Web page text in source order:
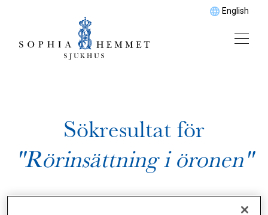
English
Sökresultat för
"Rörinsättning i öronen"